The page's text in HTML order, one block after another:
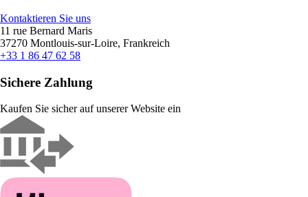
Kontaktieren Sie uns
11 rue Bernard Maris
37270 Montlouis-sur-Loire, Frankreich
+33 1 86 47 62 58
Sichere Zahlung
Kaufen Sie sicher auf unserer Website ein